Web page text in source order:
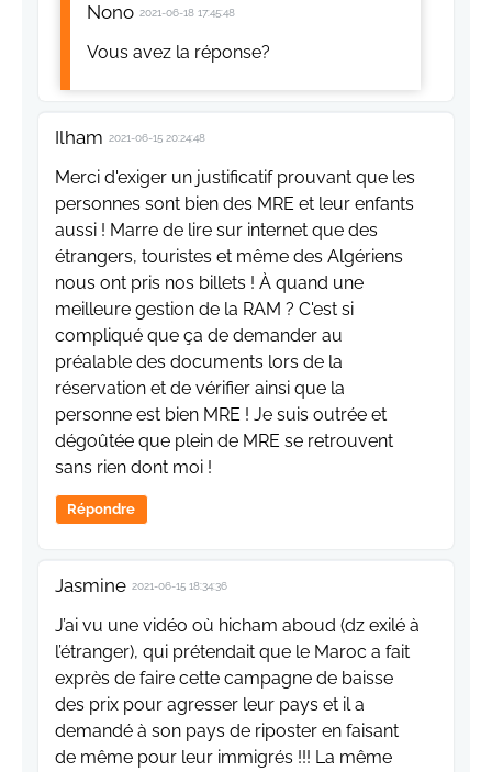
Nono 2021-06-18 17:45:48
Vous avez la réponse?
Ilham 2021-06-15 20:24:48
Merci d'exiger un justificatif prouvant que les
personnes sont bien des MRE et leur enfants
aussi ! Marre de lire sur internet que des
étrangers, touristes et même des Algériens
nous ont pris nos billets ! À quand une
meilleure gestion de la RAM ? C'est si
compliqué que ça de demander au
préalable des documents lors de la
réservation et de vérifier ainsi que la
personne est bien MRE ! Je suis outrée et
dégoûtée que plein de MRE se retrouvent
sans rien dont moi !
Répondre
Jasmine 2021-06-15 18:34:36
J’ai vu une vidéo où hicham aboud (dz exilé à
l’étranger), qui prétendait que le Maroc a fait
exprès de faire cette campagne de baisse
des prix pour agresser leur pays et il a
demandé à son pays de riposter en faisant
de même pour leur immigrés !!! La même